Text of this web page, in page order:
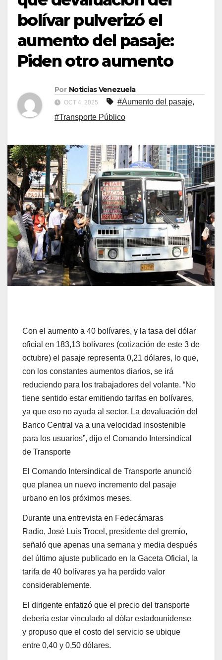
bolívar pulverizó el
aumento del pasaje:
Piden otro aumento
Por Noticias Venezuela
OCT 4, 2025 #Aumento del pasaje,
#Transporte Público
Con el aumento a 40 bolívares, y la tasa del dólar
oficial en 183,13 bolívares (cotización de este 3 de
octubre) el pasaje representa 0,21 dólares, lo que,
con los constantes aumentos diarios, se irá
reduciendo para los trabajadores del volante. “No
tiene sentido estar emitiendo tarifas en bolívares,
ya que eso no ayuda al sector. La devaluación del
Banco Central va a una velocidad insostenible
para los usuarios”, dijo el Comando Intersindical
de Transporte
El Comando Intersindical de Transporte anunció
que planea un nuevo incremento del pasaje
urbano en los próximos meses.
Durante una entrevista en Fedecámaras
Radio, José Luis Trocel, presidente del gremio,
señaló que apenas una semana y media después
del último ajuste publicado en la Gaceta Oficial, la
tarifa de 40 bolívares ya ha perdido valor
considerablemente.
El dirigente enfatizó que el precio del transporte
debería estar vinculado al dólar estadounidense
y propuso que el costo del servicio se ubique
entre 0,40 y 0,50 dólares.